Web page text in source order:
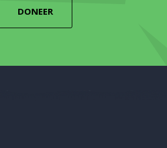
DONEER